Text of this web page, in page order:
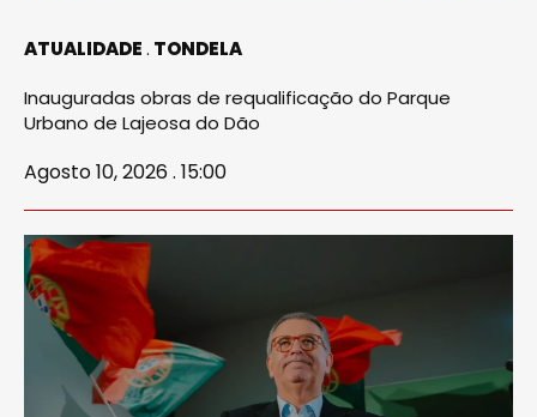
ATUALIDADE TONDELA
Inauguradas obras de requalificação do Parque
Urbano de Lajeosa do Dão
Agosto 10, 2026 . 15:00